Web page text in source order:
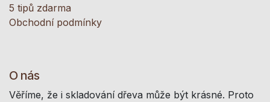
5 tipů zdarma
Obchodní podmínky
O nás
Věříme, že i skladování dřeva může být krásné. Proto